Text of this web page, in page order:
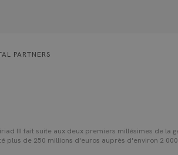
PARTNERS
III fait suite aux deux premiers millésimes de la
plus de 250 millions d'euros auprès d'environ 2 000